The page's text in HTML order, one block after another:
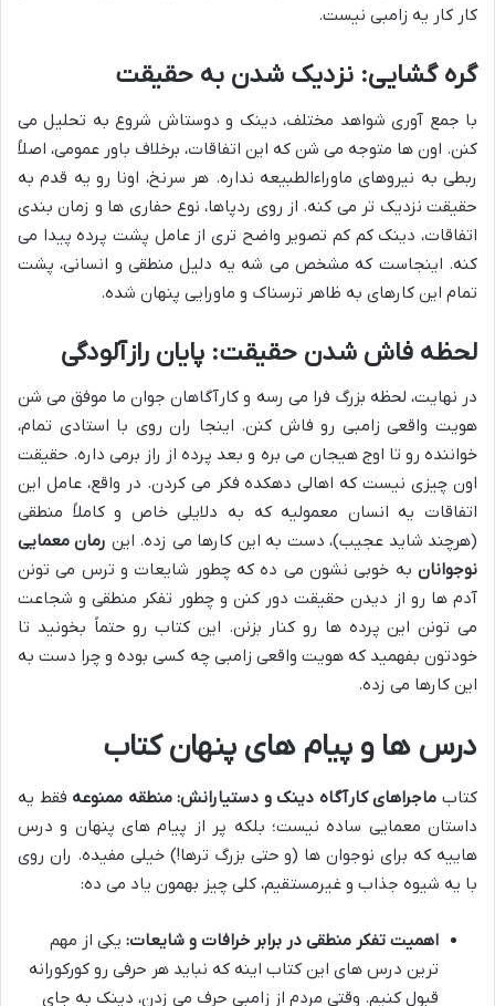
کار کار یه زامبی نیست.
گره گشایی: نزدیک شدن به حقیقت
با جمع آوری شواهد مختلف، دینک و دوستاش شروع به تحلیل می
کنن. اون ها متوجه می شن که این اتفاقات، برخلاف باور عمومی، اصلاً
ربطی به نیروهای ماوراءالطبیعه نداره. هر سرنخ، اونا رو یه قدم به
حقیقت نزدیک تر می کنه. از روی ردپاها، نوع حفاری ها و زمان بندی
اتفاقات، دینک کم کم تصویر واضح تری از عامل پشت پرده پیدا می
کنه. اینجاست که مشخص می شه یه دلیل منطقی و انسانی، پشت
تمام این کارهای به ظاهر ترسناک و ماورایی پنهان شده.
لحظه فاش شدن حقیقت: پایان رازآلودگی
در نهایت، لحظه بزرگ فرا می رسه و کارآگاهان جوان ما موفق می شن
هویت واقعی زامبی رو فاش کنن. اینجا ران روی با استادی تمام،
خواننده رو تا اوج هیجان می بره و بعد پرده از راز برمی داره. حقیقت
اون چیزی نیست که اهالی دهکده فکر می کردن. در واقع، عامل این
اتفاقات یه انسان معمولیه که به دلایلی خاص و کاملاً منطقی
(هرچند شاید عجیب)، دست به این کارها می زده. این رمان معمایی
نوجوانان به خوبی نشون می ده که چطور شایعات و ترس می تونن
آدم ها رو از دیدن حقیقت دور کنن و چطور تفکر منطقی و شجاعت
می تونن این پرده ها رو کنار بزنن. این کتاب رو حتماً بخونید تا
خودتون بفهمید که هویت واقعی زامبی چه کسی بوده و چرا دست به
این کارها می زده.
درس ها و پیام های پنهان کتاب
کتاب ماجراهای کارآگاه دینک و دستیارانش: منطقه ممنوعه فقط یه
داستان معمایی ساده نیست؛ بلکه پر از پیام های پنهان و درس
هاییه که برای نوجوان ها (و حتی بزرگ ترها!) خیلی مفیده. ران روی
با یه شیوه جذاب و غیرمستقیم، کلی چیز بهمون یاد می ده:
اهمیت تفکر منطقی در برابر خرافات و شایعات: یکی از مهم
ترین درس های این کتاب اینه که نباید هر حرفی رو کورکورانه
قبول کنیم. وقتی مردم از زامبی حرف می زدن، دینک به جای